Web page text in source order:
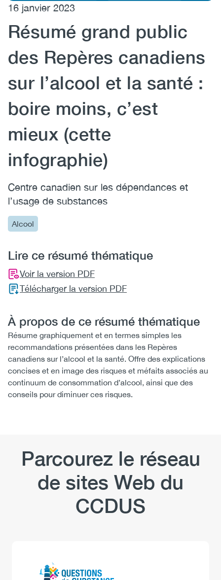
(CCSA)
EN FR
16 janvier 2023
Résumé grand public
des Repères canadiens
sur l’alcool et la santé :
boire moins, c’est
mieux (cette
infographie)
Centre canadien sur les dépendances et
l’usage de substances
Alcool
Lire ce résumé thématique
Voir la version PDF
Télécharger la version PDF
À propos de ce résumé thématique
Résume graphiquement et en termes simples les
recommandations présentées dans les Repères
canadiens sur l’alcool et la santé. Offre des explications
concises et en image des risques et méfaits associés au
continuum de consommation d’alcool, ainsi que des
conseils pour diminuer ces risques.
Parcourez le réseau
de sites Web du
CCDUS